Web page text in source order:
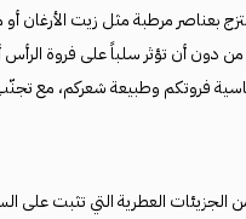
مرطبة مثل زيت الأرغان أو
من دون أن تؤثر سلباً على فروة
وطبيعة شعركم، مع تجنّب
العطرية التي تثبت على